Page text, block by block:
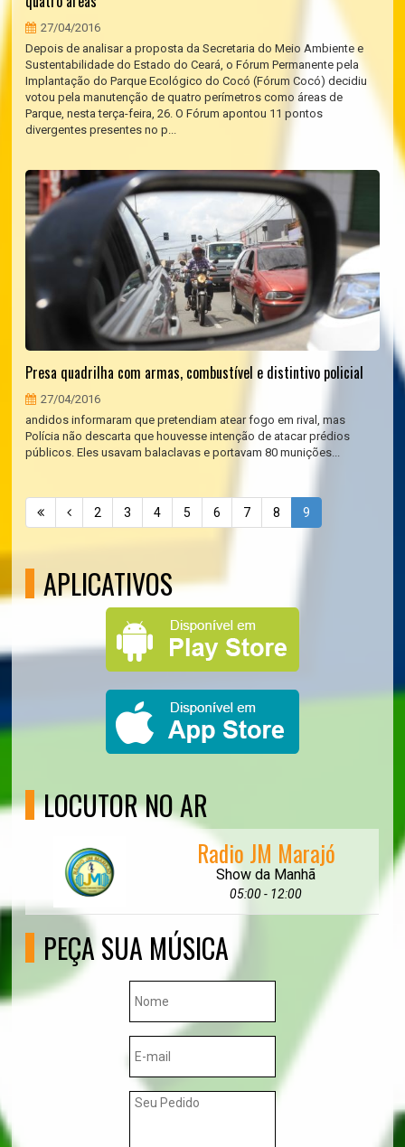
27/04/2016
Depois de analisar a proposta da Secretaria do Meio Ambiente e
Sustentabilidade do Estado do Ceará, o Fórum Permanente pela
Implantação do Parque Ecológico do Cocó (Fórum Cocó) decidiu
votou pela manutenção de quatro perímetros como áreas de
Parque, nesta terça-feira, 26. O Fórum apontou 11 pontos
divergentes presentes no p...
Presa quadrilha com armas, combustível e distintivo policial
27/04/2016
andidos informaram que pretendiam atear fogo em rival, mas
Polícia não descarta que houvesse intenção de atacar prédios
públicos. Eles usavam balaclavas e portavam 80 munições...
2 3 4 5 6 7 8 9
APLICATIVOS
LOCUTOR NO AR
Radio JM Marajó
Show da Manhã
05:00 - 12:00
PEÇA SUA MÚSICA